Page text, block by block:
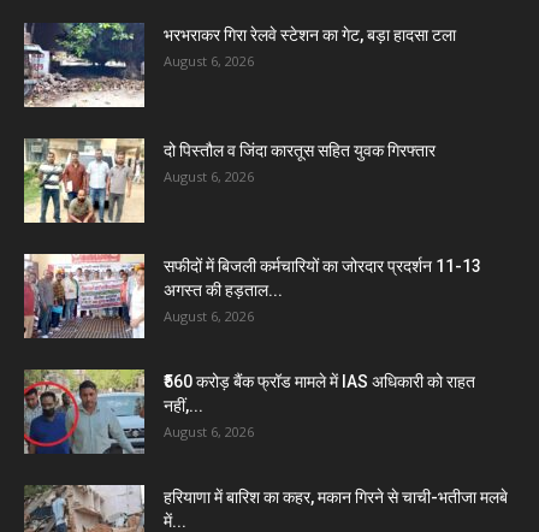
भरभराकर गिरा रेलवे स्टेशन का गेट, बड़ा हादसा टला
August 6, 2026
दो पिस्तौल व जिंदा कारतूस सहित युवक गिरफ्तार
August 6, 2026
सफीदों में बिजली कर्मचारियों का जोरदार प्रदर्शन 11-13
अगस्त की हड़ताल...
August 6, 2026
₹560 करोड़ बैंक फ्रॉड मामले में IAS अधिकारी को राहत
नहीं,...
August 6, 2026
हरियाणा में बारिश का कहर, मकान गिरने से चाची-भतीजा मलबे
में...